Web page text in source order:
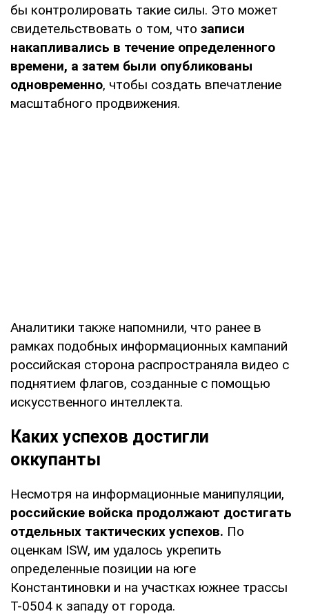
бы контролировать такие силы. Это может
свидетельствовать о том, что записи
накапливались в течение определенного
времени, а затем были опубликованы
одновременно, чтобы создать впечатление
масштабного продвижения.
Аналитики также напомнили, что ранее в
рамках подобных информационных кампаний
российская сторона распространяла видео с
поднятием флагов, созданные с помощью
искусственного интеллекта.
Каких успехов достигли
оккупанты
Несмотря на информационные манипуляции,
российские войска продолжают достигать
отдельных тактических успехов. По
оценкам ISW, им удалось укрепить
определенные позиции на юге
Константиновки и на участках южнее трассы
Т-0504 к западу от города.